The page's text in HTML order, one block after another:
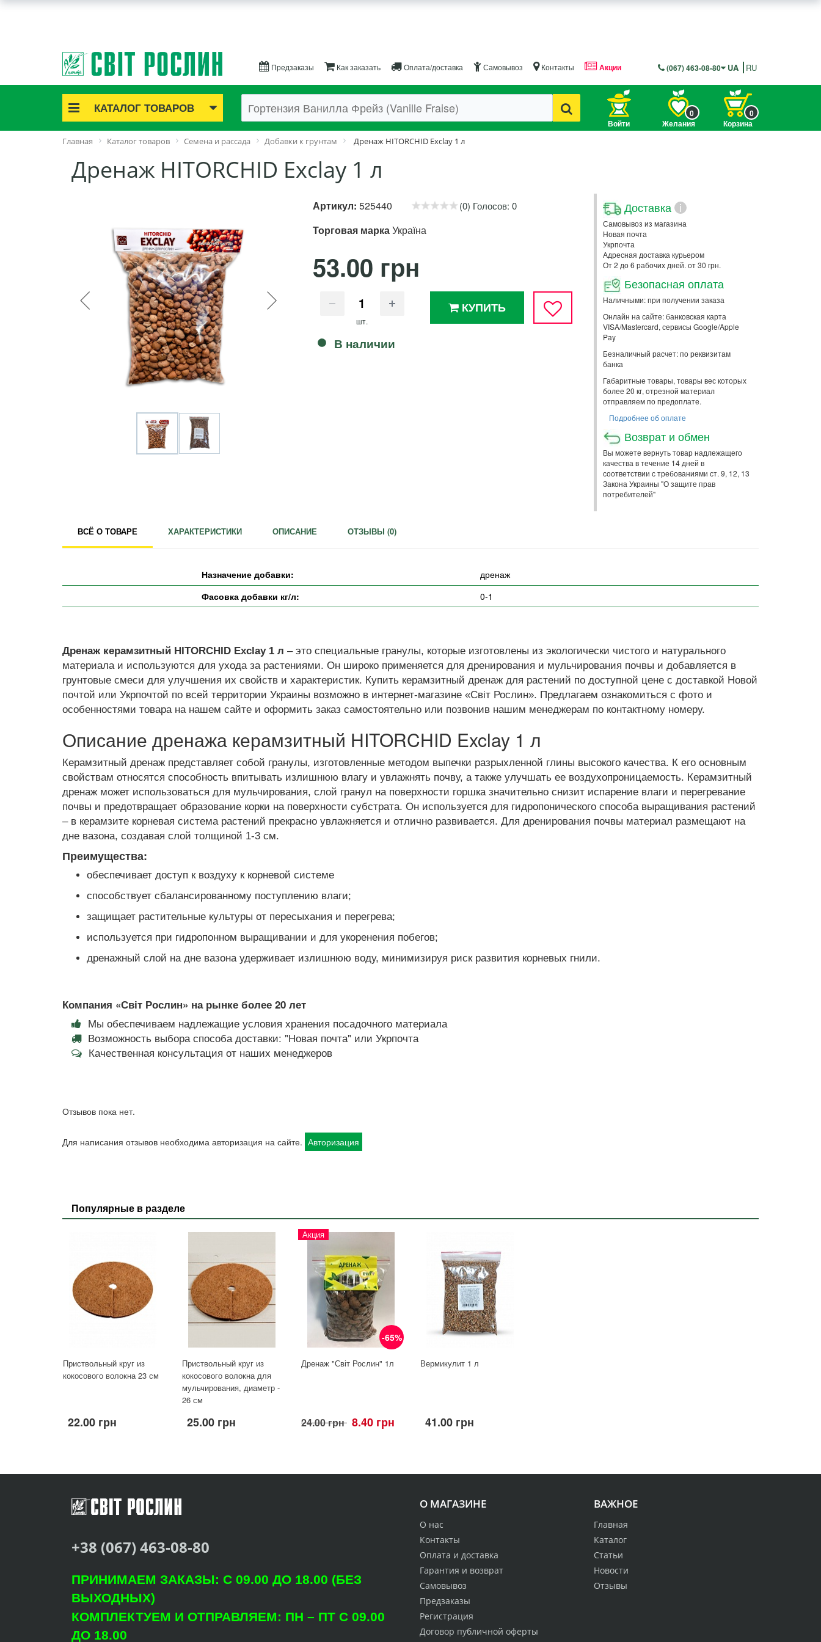
Предзаказы Как заказать Оплата/доставка Самовывоз Контакты Акции (067) 463-08-80 UA RU
КАТАЛОГ ТОВАРОВ
Акционные товары
Саженцы роз
Саженцы плодово-ягодные
Семена и рассада
Саженцы декоративные
Средства защиты растений
Для комнатных растений
Для ландшафтного дизайна
Инструменты и инвентарь
Пчеловодство
Мицелий грибов
Теплицы и укрывной материал
Войти Желания
0
Корзина
0
Главная Каталог товаров Семена и рассада Добавки к грунтам Дренаж HITORCHID Exclay 1 л
Дренаж HITORCHID Exclay 1 л
Артикул: 525440 (0) Голосов: 0
Торговая маркаУкраїна
53.00 грн
шт.
КУПИТЬ
В наличии
Доставка i
Самовывоз из магазина
Новая почта
Укрпочта
Адресная доставка курьером
От 2 до 6 рабочих дней. от 30 грн.
Безопасная оплата
Наличными: при получении заказа
Онлайн на сайте: банковская карта
VISA/Mastercard, сервисы Google/Apple
Pay
Безналичный расчет: по реквизитам
банка
Габаритные товары, товары вес которых
более 20 кг, отрезной материал
отправляем по предоплате.
Подробнее об оплате
Возврат и обмен
Вы можете вернуть товар надлежащего
качества в течение 14 дней в
соответствии с требованиями ст. 9, 12, 13
Закона Украины "О защите прав
потребителей"
ВСЁ О ТОВАРЕ ХАРАКТЕРИСТИКИ ОПИСАНИЕ ОТЗЫВЫ (0)
Назначение добавки:
дренаж
Фасовка добавки кг/л:
0-1
Дренаж керамзитный HITORCHID Exclay 1 л – это специальные гранулы, которые изготовлены из экологически чистого и натурального
материала и используются для ухода за растениями. Он широко применяется для дренирования и мульчирования почвы и добавляется в
грунтовые смеси для улучшения их свойств и характеристик. Купить керамзитный дренаж для растений по доступной цене с доставкой Новой
почтой или Укрпочтой по всей территории Украины возможно в интернет-магазине «Світ Рослин». Предлагаем ознакомиться с фото и
особенностями товара на нашем сайте и оформить заказ самостоятельно или позвонив нашим менеджерам по контактному номеру.
Описание дренажа керамзитный HITORCHID Exclay 1 л
Керамзитный дренаж представляет собой гранулы, изготовленные методом выпечки разрыхленной глины высокого качества. К его основным
свойствам относятся способность впитывать излишнюю влагу и увлажнять почву, а также улучшать ее воздухопроницаемость. Керамзитный
дренаж может использоваться для мульчирования, слой гранул на поверхности горшка значительно снизит испарение влаги и перегревание
почвы и предотвращает образование корки на поверхности субстрата. Он используется для гидропонического способа выращивания растений
– в керамзите корневая система растений прекрасно увлажняется и отлично развивается. Для дренирования почвы материал размещают на
дне вазона, создавая слой толщиной 1-3 см.
Преимущества:
обеспечивает доступ к воздуху к корневой системе
способствует сбалансированному поступлению влаги;
защищает растительные культуры от пересыхания и перегрева;
используется при гидропонном выращивании и для укоренения побегов;
дренажный слой на дне вазона удерживает излишнюю воду, минимизируя риск развития корневых гнили.
Компания «Світ Рослин» на рынке более 20 лет
Мы обеспечиваем надлежащие условия хранения посадочного материала
Возможность выбора способа доставки: "Новая почта" или Укрпочта
Качественная консультация от наших менеджеров
Отзывов пока нет.
Для написания отзывов необходима авторизация на сайте. Авторизация
Популярные в разделе
Приствольный круг из
кокосового волокна 23 см
22.00 грн
Приствольный круг из
кокосового волокна для
мульчирования, диаметр -
26 см
25.00 грн
-65%
Акция
Дренаж "Світ Рослин" 1л
24.00 грн 8.40 грн
Вермикулит 1 л
41.00 грн
О МАГАЗИНЕ
О нас
Контакты
Оплата и доставка
Гарантия и возврат
Самовывоз
Предзаказы
Регистрация
Договор публичной оферты
ВАЖНОЕ
Главная
Каталог
Статьи
Новости
Отзывы
+38 (067) 463-08-80
ПРИНИМАЕМ ЗАКАЗЫ: С 09.00 ДО 18.00 (БЕЗ
ВЫХОДНЫХ)
КОМПЛЕКТУЕМ И ОТПРАВЛЯЕМ: ПН – ПТ С 09.00
ДО 18.00